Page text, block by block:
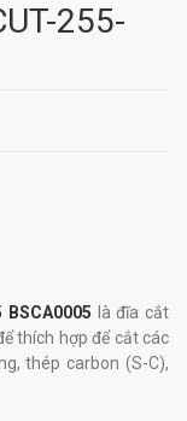
255-
là đĩa cắt
thích hợp để cắt các
thép carbon (S-C),